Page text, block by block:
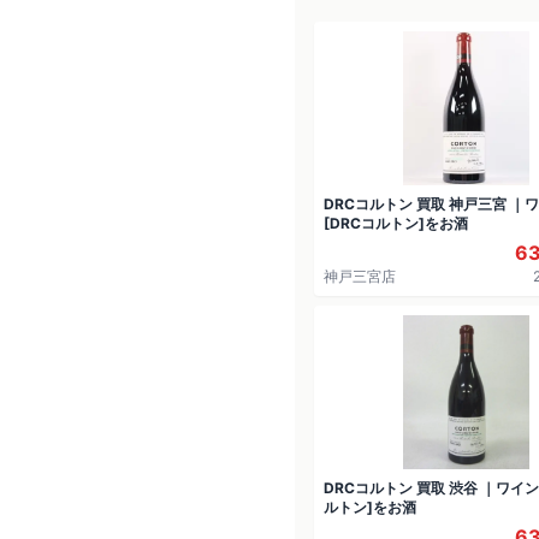
DRCコルトン 買取 神戸三宮 ｜
[DRCコルトン]をお酒
神戸三宮店
DRCコルトン 買取 渋谷 ｜ワイ
ルトン]をお酒